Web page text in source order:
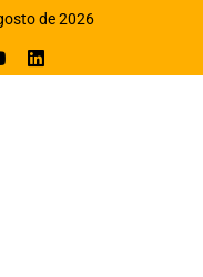
de 2026